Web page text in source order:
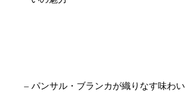
– パンサル・ブランカが織りなす味わい